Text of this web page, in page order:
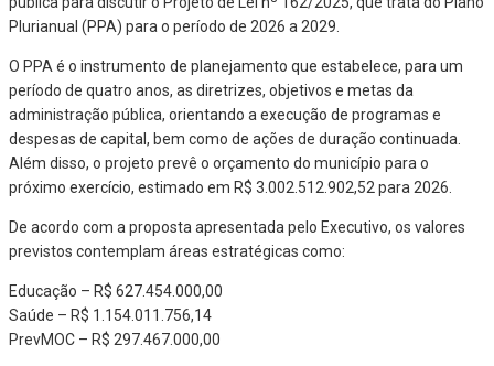
Plurianual (PPA) para o período de 2026 a 2029.
O PPA é o instrumento de planejamento que estabelece, para um
período de quatro anos, as diretrizes, objetivos e metas da
administração pública, orientando a execução de programas e
despesas de capital, bem como de ações de duração continuada.
Além disso, o projeto prevê o orçamento do município para o
próximo exercício, estimado em R$ 3.002.512.902,52 para 2026.
De acordo com a proposta apresentada pelo Executivo, os valores
previstos contemplam áreas estratégicas como:
Educação – R$ 627.454.000,00
Saúde – R$ 1.154.011.756,14
PrevMOC – R$ 297.467.000,00